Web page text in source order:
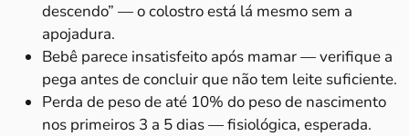
descendo” — o colostro está lá mesmo sem a
apojadura.
Bebê parece insatisfeito após mamar — verifique a
pega antes de concluir que não tem leite suficiente.
Perda de peso de até 10% do peso de nascimento
nos primeiros 3 a 5 dias — fisiológica, esperada.